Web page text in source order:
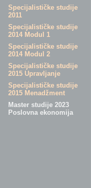
Specijalističke studije
2011
Specijalističke studije
2014 Modul 1
Specijalističke studije
2014 Modul 2
Specijalističke studije
2015 Upravljanje
Specijalističke studije
2015 Menadžment
Master studije 2023
Poslovna ekonomija